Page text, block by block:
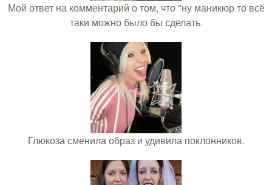
Мой ответ на комментарий о том, что "ну маникюр то всё
таки можно было бы сделать.
Глюкоза сменила образ и удивила поклонников.